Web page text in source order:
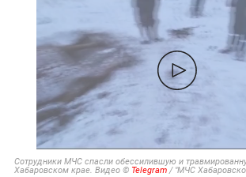
Сотрудники МЧС спасли обессилившую и
Хабаровском крае. Видео © Telegram/ "МЧС